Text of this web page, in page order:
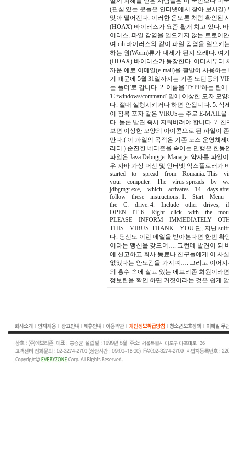
(관심 있는 분들은 인터넷에서 찾아 보시길
맞아 떨어진다. 이러한 음모론 처럼 확인된
(HOAX) 바이러스가 요즘 활개 치고 있다.
이러스, 파일 감염을 일으키지 않는 트로이
여 cih 바이러스와 같이 파일 감염을 일으
하는 웜(Worm)류가 대세가 된지 오래다. 여
(HOAX) 바이러스가 등장한다. 어디서부터
까운 예로 이메일(e-mail)을 활발히 사용하
기 때문에 5월 31일까지는 기존 노턴등의
는 폴더'로 갑니다. 2. 이름을 TYPE하는 란
'C:\windows\command' 밑에 이상한 모자 모
다. 절대 실행시키거나 하면 안됩니다. 5.
이 잠복 포자 같은 VIRUS는 주로 E-MAIL
다. 물론 발견 즉시 지워버려야 합니다. 7.
보면 이상한 모양의 아이콘으로 된 파일이
만다.( 이 파일의 목적은 기존 도스 운영체
리티.) 순진한 네티즌을 속이는 만행은 한동
파일은 Java Debugger Manager 약자를 파
우 자바 가상 머신 및 인터넷 익스플로러
started to spread from Romania. This
your computer. The virus spreads
jdbgmgr.exe, which activates 14
follow these instructions: 1. Start
the C: drive. 4. Include other
OPEN IT. 6. Right click with the
PLEASE INFORM IMMEDIATELY
THIS VIRUS. THANK YOU 단, 지난
다. 당신도 이런 메일을 받아본다면 한번
이라는 맹신을 갖으며…. 그런데 발견이 되
에 신고하고 회사 동료나 친구들에게 이 사
없앴다는 안도감을 가지며…. 그리고 이어
의 홍수 속에 살고 있는 에브리존 회원이라
정보란을 확인 하면 거짓이라는 것은 쉽게